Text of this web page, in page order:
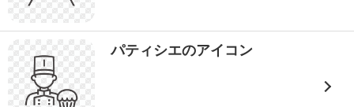
パティシエのアイコン